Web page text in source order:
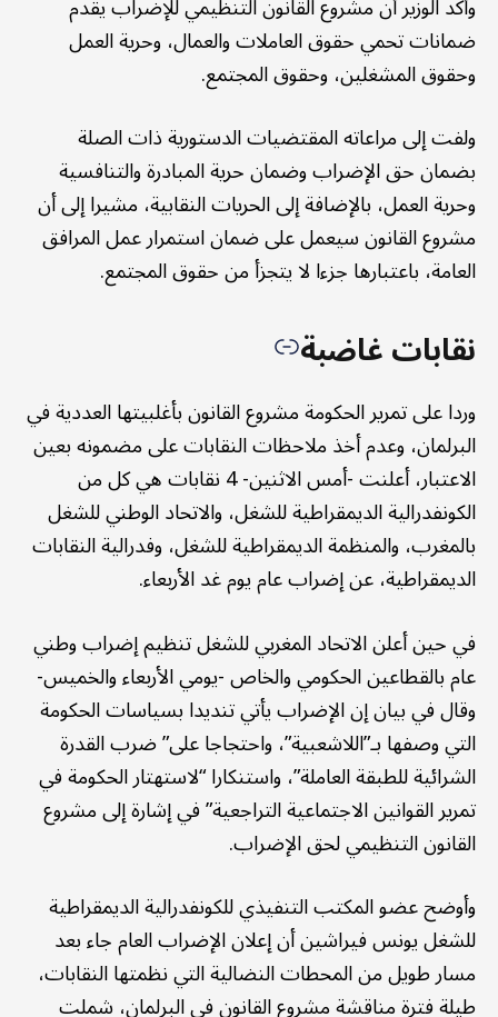
ضمانات تحمي حقوق العاملات والعمال، وحرية العمل
وحقوق المشغلين، وحقوق المجتمع.
ولفت إلى مراعاته المقتضيات الدستورية ذات الصلة
بضمان حق الإضراب وضمان حرية المبادرة والتنافسية
وحرية العمل، بالإضافة إلى الحريات النقابية، مشيرا إلى أن
مشروع القانون سيعمل على ضمان استمرار عمل المرافق
العامة، باعتبارها جزءا لا يتجزأ من حقوق المجتمع.
نقابات غاضبة
وردا على تمرير الحكومة مشروع القانون بأغلبيتها العددية في
البرلمان، وعدم أخذ ملاحظات النقابات على مضمونه بعين
الاعتبار، أعلنت -أمس الاثنين- 4 نقابات هي كل من
الكونفدرالية الديمقراطية للشغل، والاتحاد الوطني للشغل
بالمغرب، والمنظمة الديمقراطية للشغل، وفدرالية النقابات
الديمقراطية، عن إضراب عام يوم غد الأربعاء.
في حين أعلن الاتحاد المغربي للشغل تنظيم إضراب وطني
عام بالقطاعين الحكومي والخاص -يومي الأربعاء والخميس-
وقال في بيان إن الإضراب يأتي تنديدا بسياسات الحكومة
التي وصفها بـ”اللاشعبية”، واحتجاجا على” ضرب القدرة
الشرائية للطبقة العاملة”، واستنكارا “لاستهتار الحكومة في
تمرير القوانين الاجتماعية التراجعية” في إشارة إلى مشروع
القانون التنظيمي لحق الإضراب.
وأوضح عضو المكتب التنفيذي للكونفدرالية الديمقراطية
للشغل يونس فيراشين أن إعلان الإضراب العام جاء بعد
مسار طويل من المحطات النضالية التي نظمتها النقابات،
طيلة فترة مناقشة مشروع القانون في البرلمان، شملت